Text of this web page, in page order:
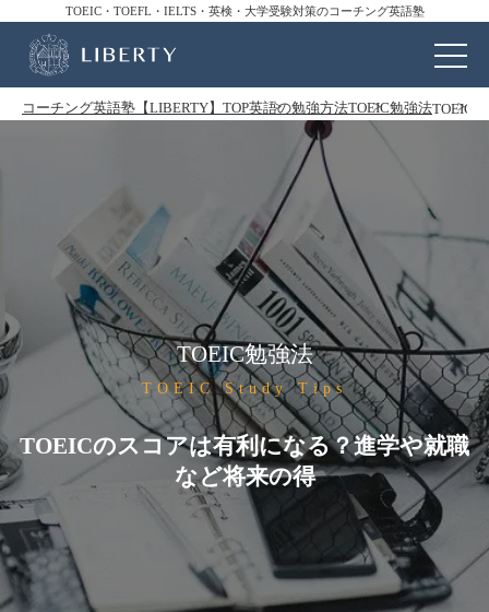
TOEIC・TOEFL・IELTS・英検・大学受験対策のコーチング英語塾
コーチング英語塾【LIBERTY】TOP英語の勉強方法TOEIC勉強法TOEIC
TOEIC勉強法
TOEIC Study Tips
TOEICのスコアは有利になる？進学や就職
など将来の得